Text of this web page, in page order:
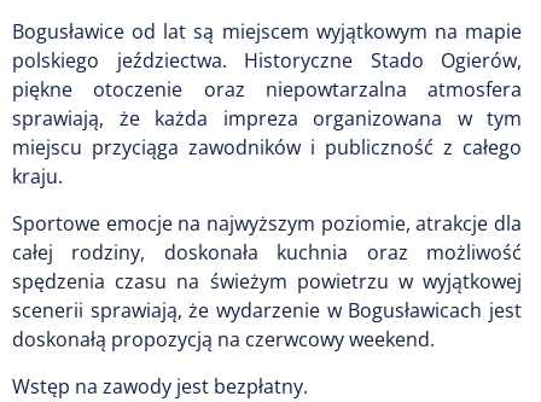
Bogusławice od lat są miejscem wyjątkowym na mapie
polskiego jeździectwa. Historyczne Stado Ogierów,
piękne otoczenie oraz niepowtarzalna atmosfera
sprawiają, że każda impreza organizowana w tym
miejscu przyciąga zawodników i publiczność z całego
kraju.
Sportowe emocje na najwyższym poziomie, atrakcje dla
całej rodziny, doskonała kuchnia oraz możliwość
spędzenia czasu na świeżym powietrzu w wyjątkowej
scenerii sprawiają, że wydarzenie w Bogusławicach jest
doskonałą propozycją na czerwcowy weekend.
Wstęp na zawody jest bezpłatny.